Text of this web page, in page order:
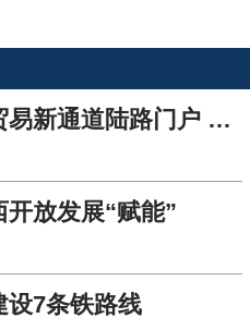
凭祥：构建国际陆海贸易新通道陆路门户 争当全国沿边开放的排头兵
放发展“赋能”
设7条铁路线